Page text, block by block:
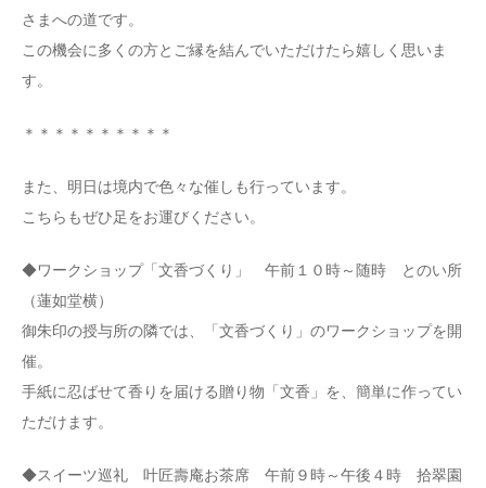
さまへの道です。
この機会に多くの方とご縁を結んでいただけたら嬉しく思いま
す。
＊＊＊＊＊＊＊＊＊＊
また、明日は境内で色々な催しも行っています。
こちらもぜひ足をお運びください。
◆ワークショップ「文香づくり」 午前１０時～随時 とのい所
（蓮如堂横）
御朱印の授与所の隣では、「文香づくり」のワークショップを開
催。
手紙に忍ばせて香りを届ける贈り物「文香」を、簡単に作ってい
ただけます。
◆スイーツ巡礼 叶匠壽庵お茶席 午前９時～午後４時 拾翠園